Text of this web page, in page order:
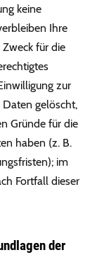
keine
Ihre
für die
zur
gelöscht,
Gründe für die
haben (z. B.
im
Fortfall dieser
der